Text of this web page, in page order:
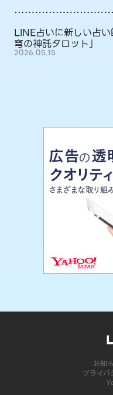
LINE占いに新しい占
穹の神託タロット」
2026.05.15
お知
プライバ